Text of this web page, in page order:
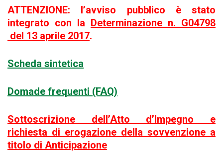
ATTENZIONE: l’avviso pubblico è stato
integrato con la Determinazione n. G04798
del 13 aprile 2017.
Scheda sintetica
Domade frequenti (FAQ)
Sottoscrizione dell’Atto d’Impegno e
richiesta di erogazione della sovvenzione a
titolo di Anticipazione